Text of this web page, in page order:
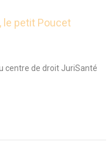
le petit Poucet
centre de droit JuriSanté